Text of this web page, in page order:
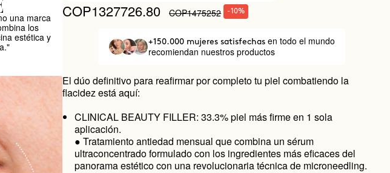
una marca
los
estética y
COP1327726.80 COP1475252 -10%
+150.000 mujeres satisfechas en todo el mundo
recomiendan nuestros productos
El dúo definitivo para reafirmar por completo tu piel combatiendo la
flacidez está aquí:
CLINICAL BEAUTY FILLER: 33.3% piel más firme en 1 sola
aplicación.
● Tratamiento antiedad mensual que combina un sérum
ultraconcentrado formulado con los ingredientes más eficaces del
panorama estético con una revolucionaria técnica de microneedling.